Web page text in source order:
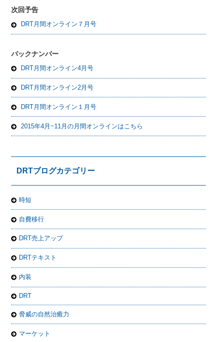
次回予告
DRT月間オンライン７月号
バックナンバー
DRT月間オンライン4月号
DRT月間オンライン2月号
DRT月間オンライン１月号
2015年4月~11月の月間オンラインはこちら
DRTブログカテゴリー
時短
自費移行
DRT売上アップ
DRTテキスト
内装
DRT
脅威の自然治癒力
マーケット